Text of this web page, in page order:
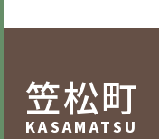
笠松町
KASAMATSU